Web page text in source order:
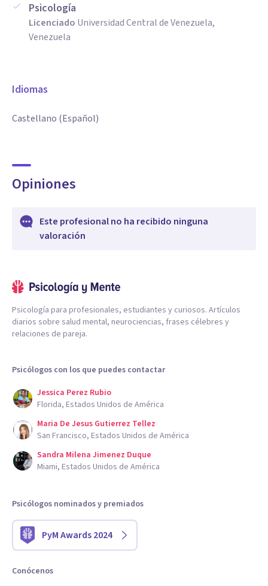
Psicología
Licenciado Universidad Central de Venezuela,
Venezuela
Idiomas
Castellano (Español)
Opiniones
Este profesional no ha recibido ninguna
valoración
Psicología para profesionales, estudiantes y curiosos. Artículos
diarios sobre salud mental, neurociencias, frases célebres y
relaciones de pareja.
Psicólogos con los que puedes contactar
Jessica Perez Rubio
Florida, Estados Unidos de América
Maria De Jesus Gutierrez Tellez
San Francisco, Estados Unidos de América
Sandra Milena Jimenez Duque
Miami, Estados Unidos de América
Psicólogos nominados y premiados
PyM Awards 2024
Conócenos